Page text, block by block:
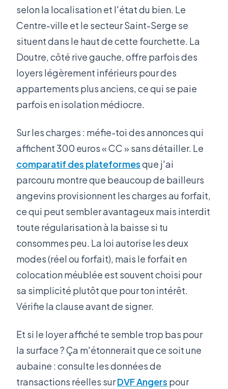
selon la localisation et l'état du bien. Le
Centre-ville et le secteur Saint-Serge se
situent dans le haut de cette fourchette. La
Doutre, côté rive gauche, offre parfois des
loyers légèrement inférieurs pour des
appartements plus anciens, ce qui se paie
parfois en isolation médiocre.
Sur les charges : méfie-toi des annonces qui
affichent 300 euros « CC » sans détailler. Le
comparatif des plateformesque j'ai
parcouru montre que beaucoup de bailleurs
angevins provisionnent les charges au forfait,
ce qui peut sembler avantageux mais interdit
toute régularisation à la baisse si tu
consommes peu. La loi autorise les deux
modes (réel ou forfait), mais le forfait en
colocation méublée est souvent choisi pour
sa simplicité plutôt que pour ton intérêt.
Vérifie la clause avant de signer.
Et si le loyer affiché te semble trop bas pour
la surface ? Ça m'étonnerait que ce soit une
aubaine : consulte les données de
transactions réelles surDVF Angers pour